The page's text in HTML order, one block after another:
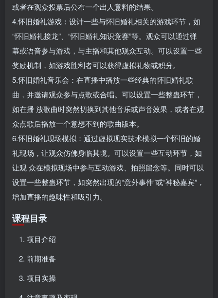
或者在观众投票后公布一个出人意料的结果。
4.怀旧婚礼游戏：设计一些与怀旧婚礼相关的游戏环节，如
“怀旧婚礼接龙”、“怀旧婚礼知识竞赛”等。观众可以通过弹
幕或语音参与游戏，与主播和其他观众互动。可以设置一些
奖励机制，如游戏胜利者可以获得虚拟礼物或积分。
5.怀旧婚礼音乐会：在直播中播放一些经典的怀旧婚礼歌
曲，并邀请观众参与点歌或合唱。可以设置一些整蛊环节，
如在播 放歌曲时突然切换到其他音乐或声音效果，或者在观
众点歌后播放一个意想不到的歌曲版本。
6.怀旧婚礼现场模拟：通过虚拟现实技术模拟一个怀旧的婚
礼现场，让观众仿佛身临其境。可以设置一些互动环节，如
让观 众在模拟现场中参与互动游戏、拍照留念等。同时可以
设置一些整蛊环节，如突然出现的“意外事件”或“神秘嘉宾”，
增加直播的趣味性和吸引力。
课程目录
项目介绍
前期准备
项目实操